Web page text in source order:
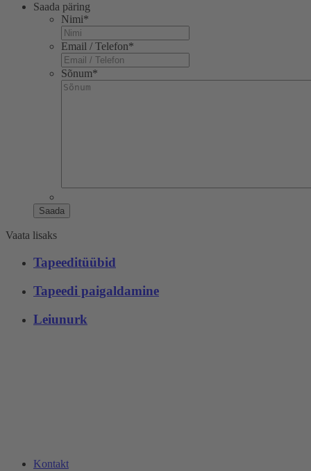
Saada päring
Nimi*
Email / Telefon*
Sõnum*
Saada
Vaata lisaks
Tapeeditüübid
Tapeedi paigaldamine
Leiunurk
Kontakt